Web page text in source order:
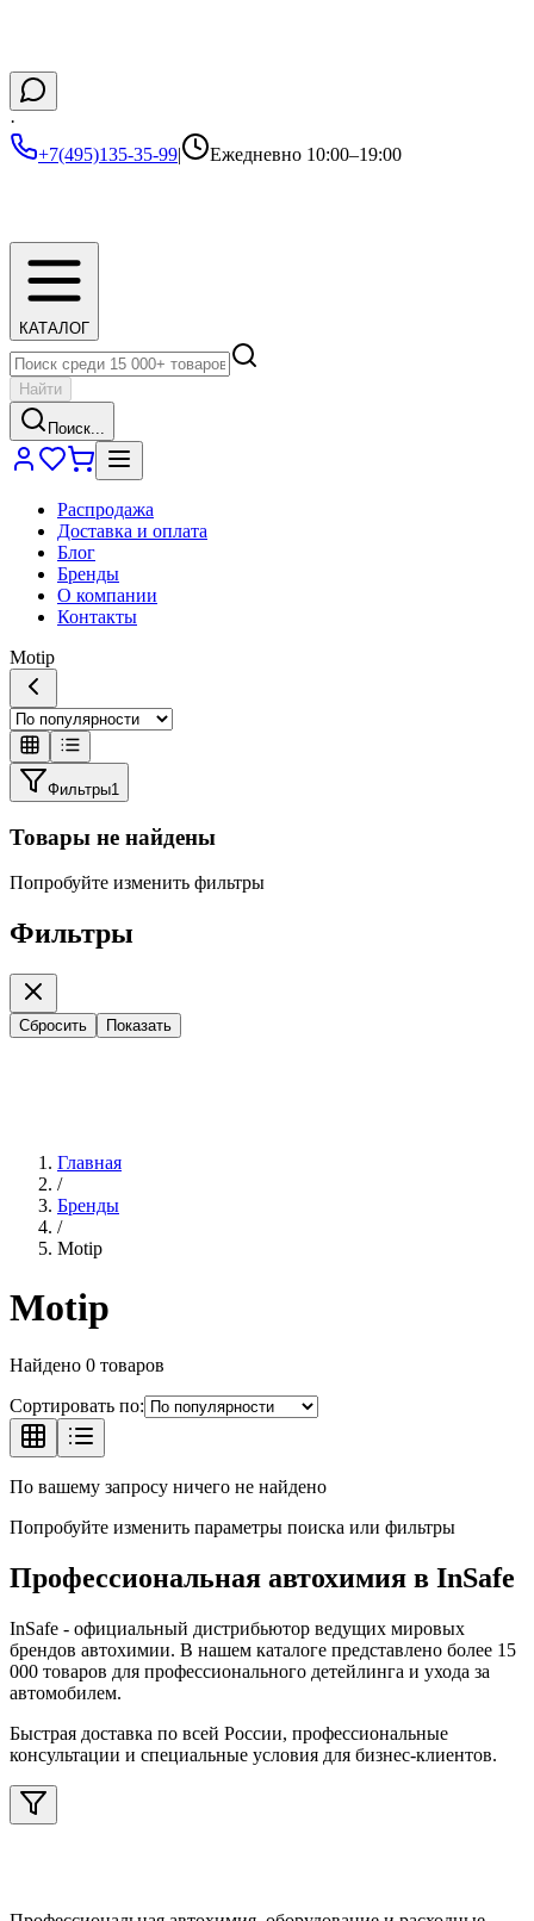
·
+7(495)135-35-99| Ежедневно 10:00–19:00
КАТАЛОГ
Найти
Поиск...
Распродажа
Доставка и оплата
Блог
Бренды
О компании
Контакты
Motip
Фильтры1
Товары не найдены
Попробуйте изменить фильтры
Фильтры
Сбросить Показать
Главная
/
Бренды
/
Motip
Motip
Найдено 0 товаров
Сортировать по:
По вашему запросу ничего не найдено
Попробуйте изменить параметры поиска или фильтры
Профессиональная автохимия в InSafe
InSafe - официальный дистрибьютор ведущих мировых
брендов автохимии. В нашем каталоге представлено более 15
000 товаров для профессионального детейлинга и ухода за
автомобилем.
Быстрая доставка по всей России, профессиональные
консультации и специальные условия для бизнес-клиентов.